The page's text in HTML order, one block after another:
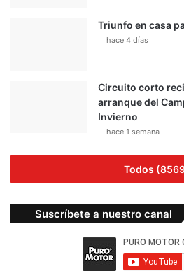
Triunfo en casa
hace 4 días
Circuito corto
arranque del
Invierno
hace 1 semana
Todos
Suscríbete a nuestro canal